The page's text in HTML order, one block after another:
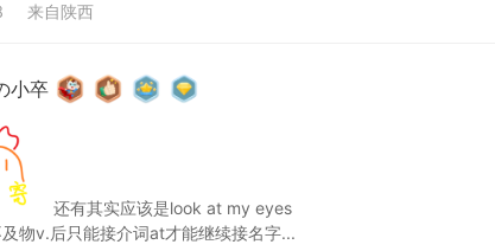
来自陕西
小卒
还有其实应该是look at my eyes
物v.后只能接介词at才能继续接名字...